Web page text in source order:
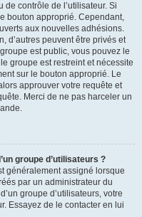
contrôle de l’utilisateur. Si
bouton approprié. Cependant,
aux nouvelles adhésions.
d’autres peuvent être privés et
est public, vous pouvez le
groupe est restreint et nécessite
sur le bouton approprié. Le
approuver votre requête et
Merci de ne pas harceler un
groupe d’utilisateurs ?
généralement assigné lorsque
par un administrateur du
groupe d’utilisateurs, votre
Essayez de le contacter en lui